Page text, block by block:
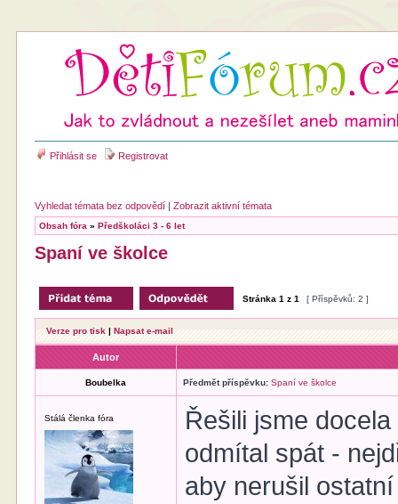
Přihlásit se Registrovat
Vyhledat témata bez odpovědí |Zobrazit aktivní témata
Obsah fóra »Předškoláci 3 - 6 let
Spaní ve školce
Stránka1 z1 [ Příspěvků: 2 ]
Verze pro tisk |Napsat e-mail
Autor
Boubelka Předmět příspěvku: Spaní ve školce
Stálá členka fóra
Řešili jsme
odmítal spát -
aby nerušil